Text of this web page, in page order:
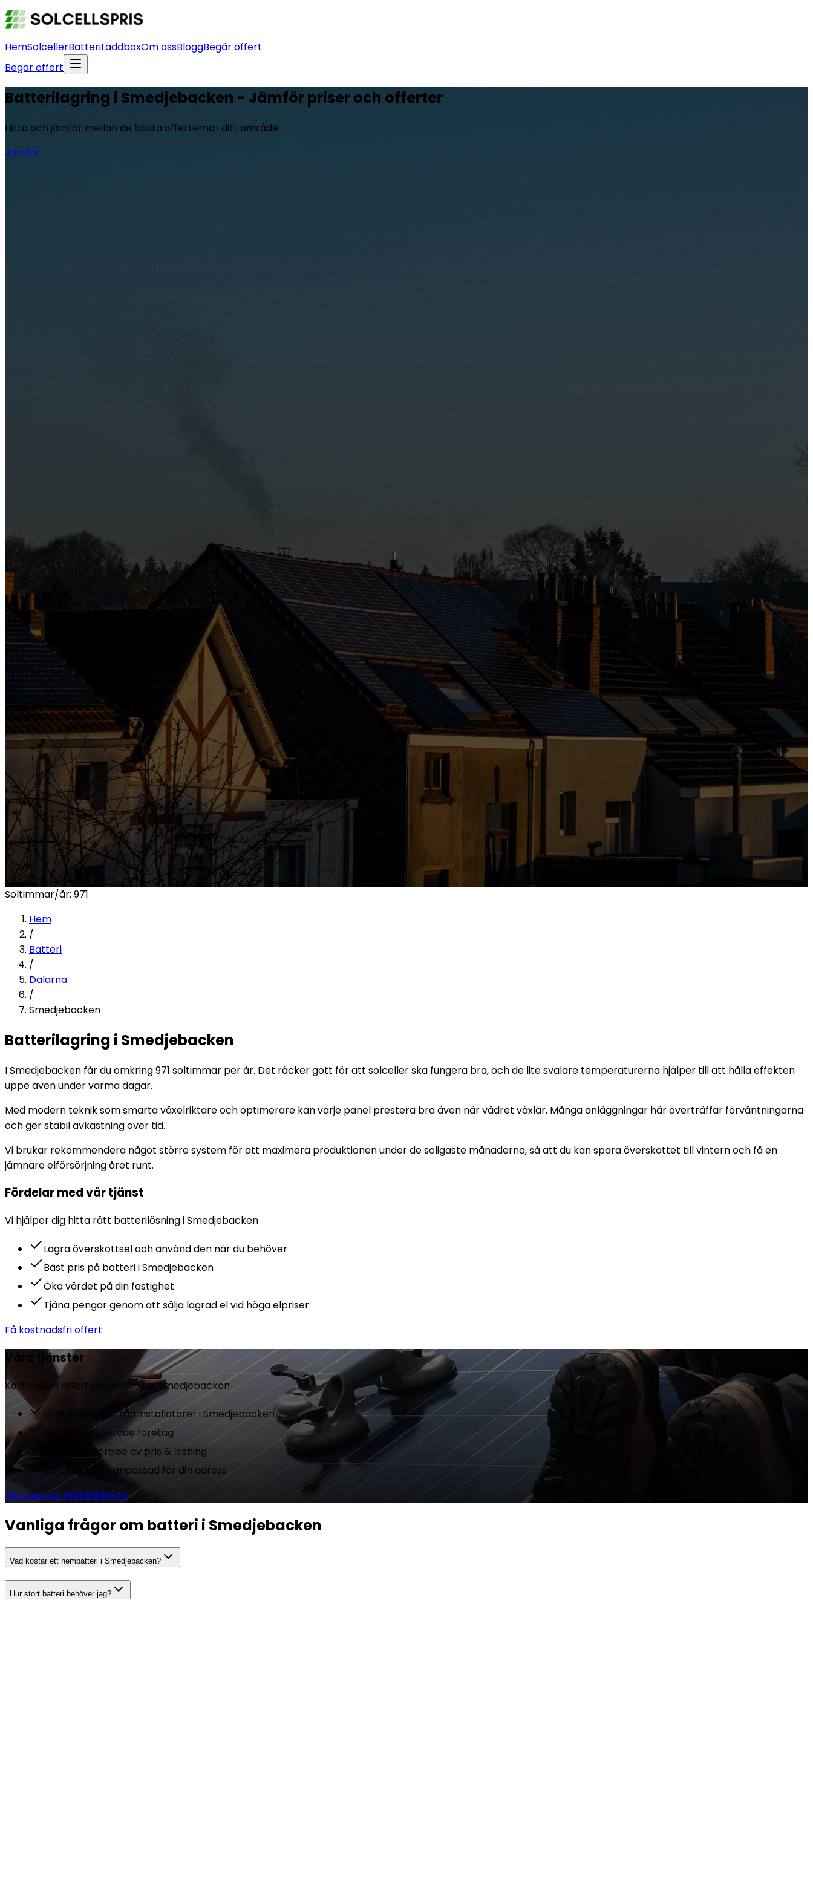
HemSolcellerBatteriLaddboxOm ossBloggBegär offert
Begär offert
Batterilagring i Smedjebacken - Jämför priser och offerter
Hitta och jämför mellan de bästa offerterna i ditt område
Jämför
Soltimmar/år: 971
Hem
/
Batteri
/
Dalarna
/
Smedjebacken
Batterilagring i Smedjebacken
I Smedjebacken får du omkring 971 soltimmar per år. Det räcker gott för att solceller ska fungera bra, och de lite svalare temperaturerna hjälper till att hålla effekten
uppe även under varma dagar.
Med modern teknik som smarta växelriktare och optimerare kan varje panel prestera bra även när vädret växlar. Många anläggningar här överträffar förväntningarna
och ger stabil avkastning över tid.
Vi brukar rekommendera något större system för att maximera produktionen under de soligaste månaderna, så att du kan spara överskottet till vintern och få en
jämnare elförsörjning året runt.
Fördelar med vår tjänst
Vi hjälper dig hitta rätt batterilösning iSmedjebacken
Lagra överskottsel och använd den när du behöver
Bäst pris på batteri i Smedjebacken
Öka värdet på din fastighet
Tjäna pengar genom att sälja lagrad el vid höga elpriser
Få kostnadsfri offert
Våra tjänster
Kostnadsfri offertjämförelse förSmedjebacken
Gratis offerter från installatörer i Smedjebacken
Endast certifierade företag
Smidig jämförelse av pris & lösning
Objektiv info - anpassad för din adress
Läs mer om batterilagring
Vanliga frågor om batteri i Smedjebacken
Vad kostar ett hembatteri i Smedjebacken?
Hur stort batteri behöver jag?